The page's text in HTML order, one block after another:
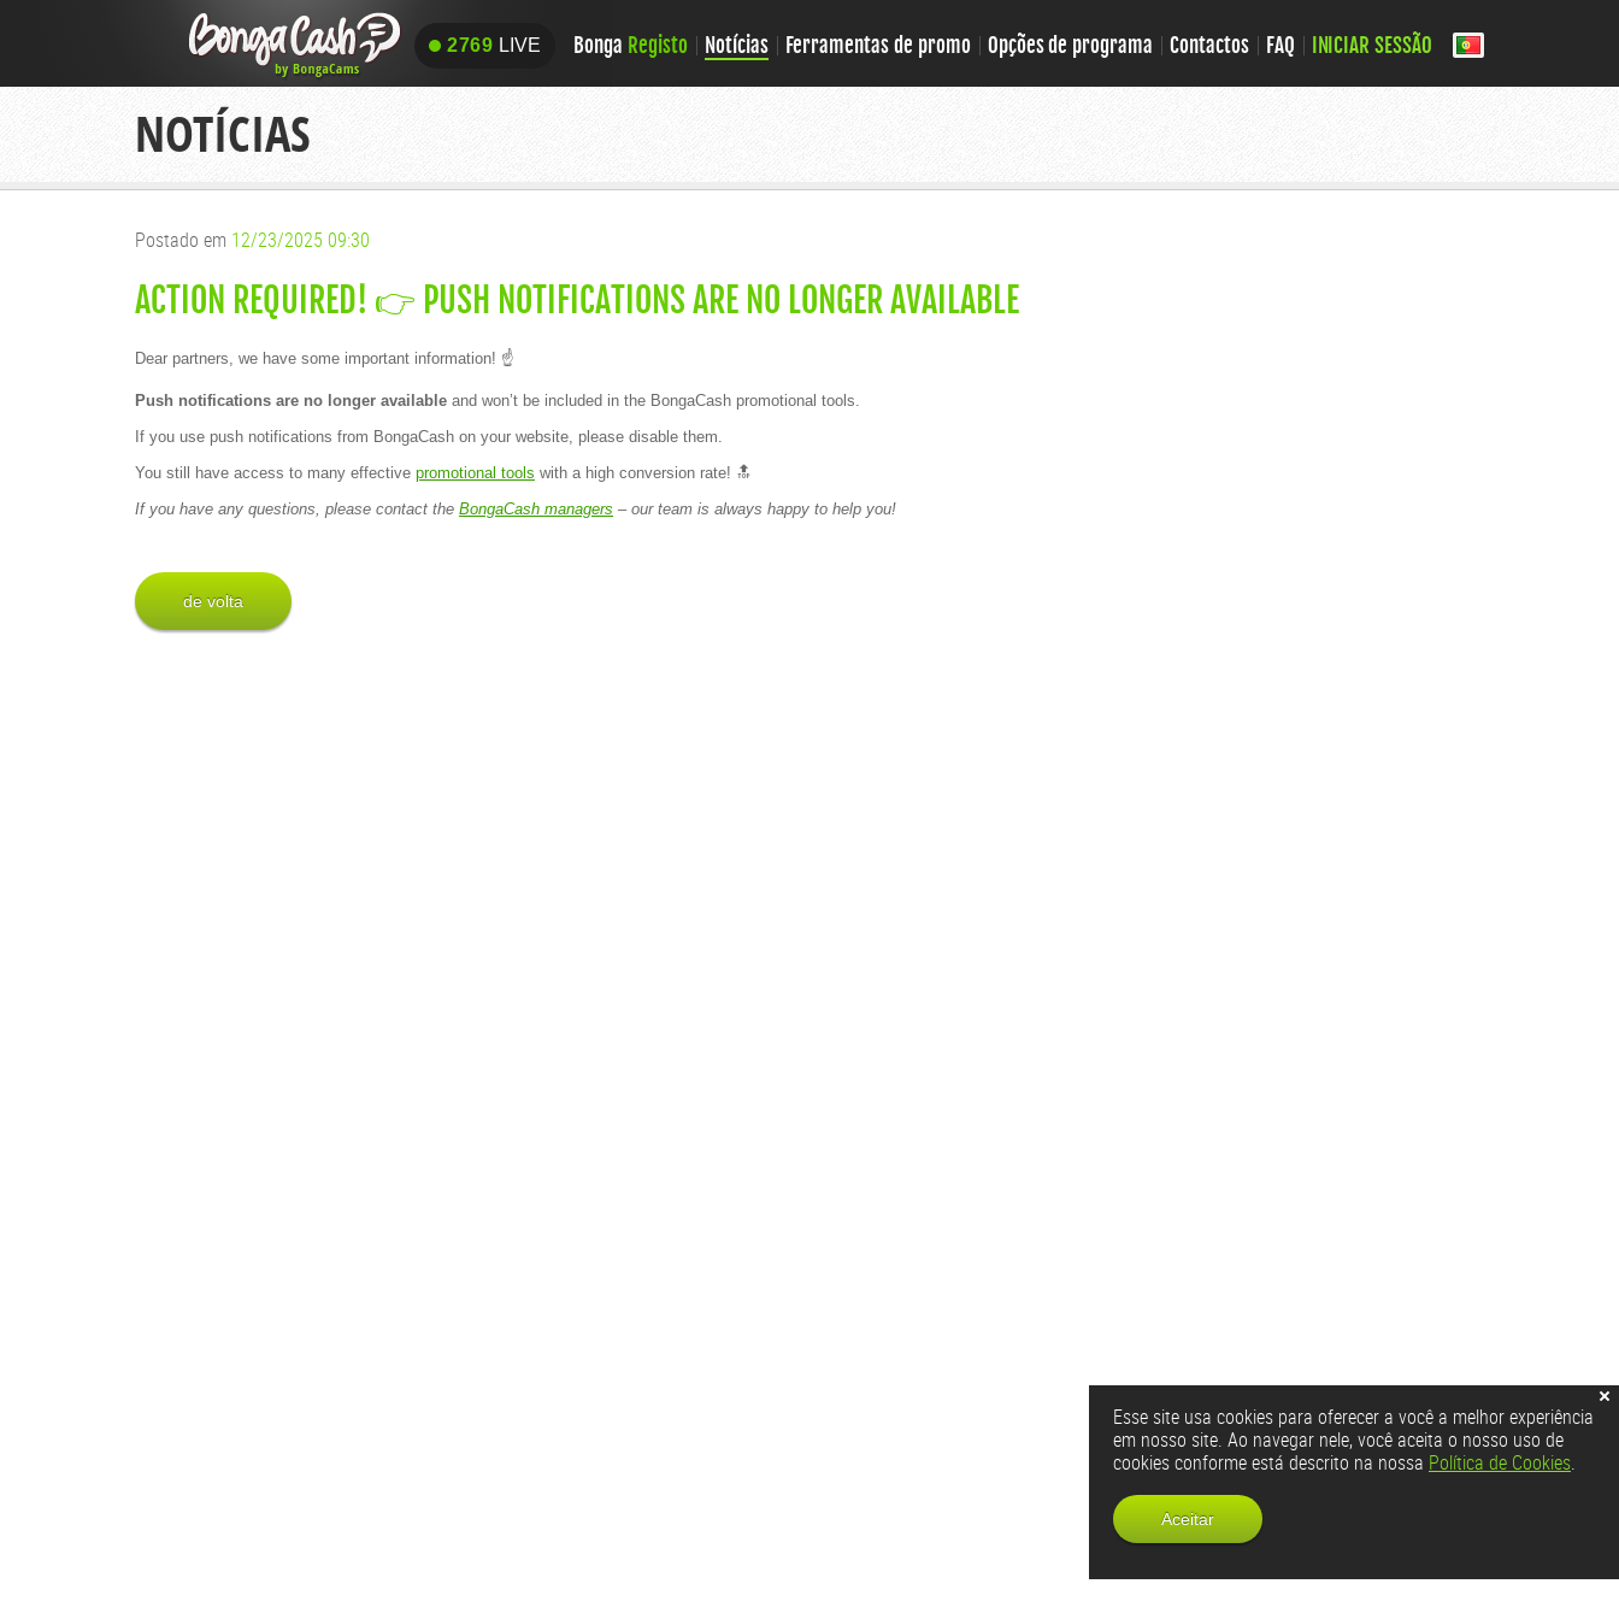
2769 LIVE
2769 LIVE Bonga Registo Notícias Ferramentas de promo Opções de programa Contactos FAQ INICIAR SESSÃO
NOTÍCIAS
Postado em 12/23/2025 09:30
ACTION REQUIRED! 👉 PUSH NOTIFICATIONS ARE NO LONGER AVAILABLE
Dear partners, we have some important information! ☝️
Push notifications are no longer available and won’t be included in the BongaCash promotional tools.
If you use push notifications from BongaCash on your website, please disable them.
You still have access to many effective promotional tools with a high conversion rate! 🔝
If you have any questions, please contact the BongaCash managers – our team is always happy to help you!
de volta
Esse site usa cookies para oferecer a você a melhor experiência
em nosso site. Ao navegar nele, você aceita o nosso uso de
cookies conforme está descrito na nossa Política de Cookies.
Aceitar